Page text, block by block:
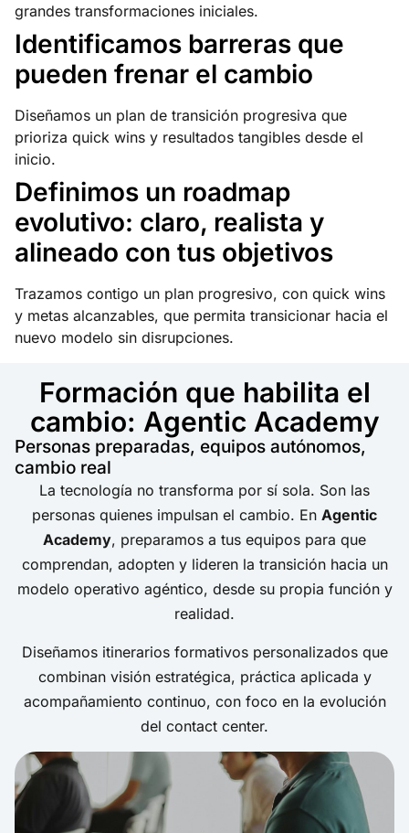
grandes transformaciones iniciales.
Identificamos barreras que
pueden frenar el cambio
Diseñamos un plan de transición progresiva que
prioriza quick wins y resultados tangibles desde el
inicio.
Definimos un roadmap
evolutivo: claro, realista y
alineado con tus objetivos
Trazamos contigo un plan progresivo, con quick wins
y metas alcanzables, que permita transicionar hacia el
nuevo modelo sin disrupciones.
Formación que habilita el
cambio: Agentic Academy
Personas preparadas, equipos autónomos,
cambio real
La tecnología no transforma por sí sola. Son las
personas quienes impulsan el cambio. En Agentic
Academy, preparamos a tus equipos para que
comprendan, adopten y lideren la transición hacia un
modelo operativo agéntico, desde su propia función y
realidad.
Diseñamos itinerarios formativos personalizados que
combinan visión estratégica, práctica aplicada y
acompañamiento continuo, con foco en la evolución
del contact center.